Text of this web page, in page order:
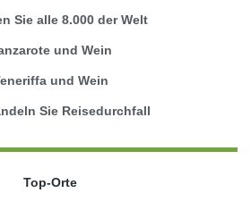
Sie alle 8.000 der Welt
und Wein
und Wein
Sie Reisedurchfall
Top-Orte